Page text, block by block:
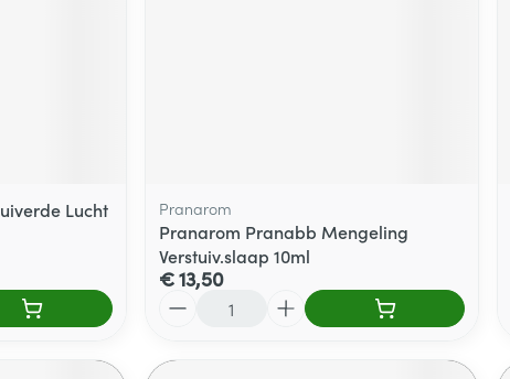
Lucht
Pranarom
Pranarom Pranabb Mengeling
Verstuiv.slaap 10ml
€ 13,50